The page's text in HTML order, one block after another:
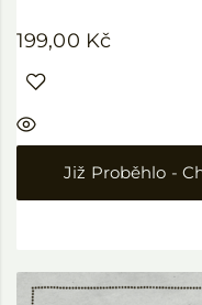
199,00 Kč
Již Proběhlo -